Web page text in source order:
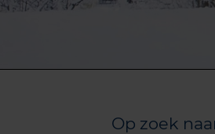
Op zoek